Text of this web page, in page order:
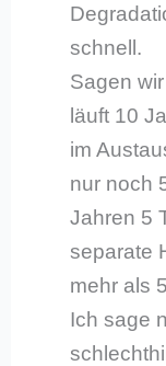
schnell.
Sagen
läuft 10
im
nur noch
Jahren 5
separate
mehr als
Ich sage